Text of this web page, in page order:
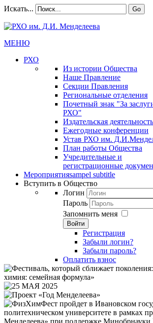
Искать... Go
МЕНЮ
РХО
Из истории Общества
Наше Правление
Секции Правления
Региональные отделения
Почетный знак "За
РХО"
Издательская деятельность
Ежегодные конференции
Устав РХО им.
План работы Общества
Учредительные и
регистрационные
Мероприятияsampel subtitle
Вступить в Общество
Логин
Пароль
Запомнить меня
Войти
Регистрация
Забыли логин?
Забыли пароль?
Оплатить взнос